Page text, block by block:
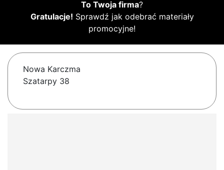
To Twoja firma?
Gratulacje! Sprawdź jak odebrać materiały
promocyjne!
Nowa Karczma
Szatarpy 38